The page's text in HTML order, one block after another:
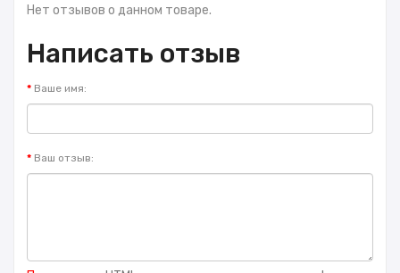
Нет отзывов о данном товаре.
Написать отзыв
Ваше имя:
Ваш отзыв: